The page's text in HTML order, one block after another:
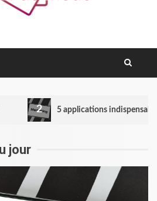
5 applications indispensables au
jour